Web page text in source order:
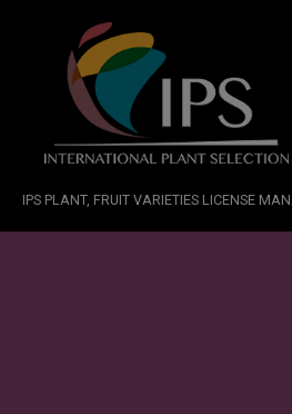
IPS PLANT, FRUIT VARIETIES LICENSE